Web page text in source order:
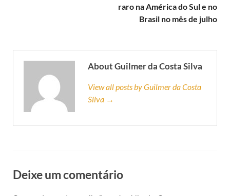
raro na América do Sul e no
Brasil no mês de julho
About Guilmer da Costa Silva
View all posts by Guilmer da Costa
Silva →
Deixe um comentário